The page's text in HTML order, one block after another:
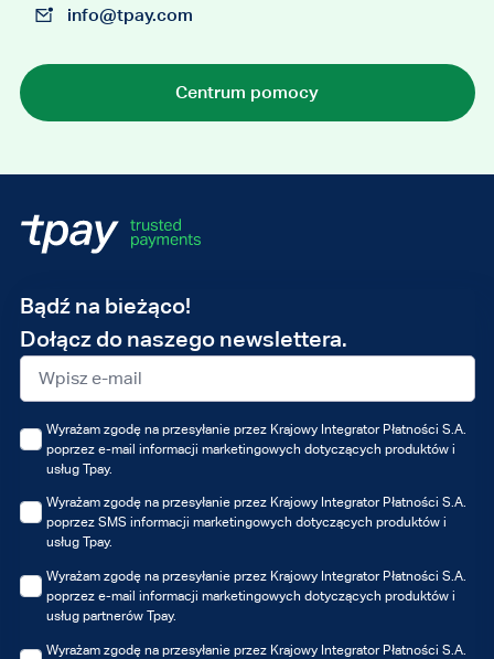
info@tpay.com
Centrum pomocy
Bądź na bieżąco!
Dołącz do naszego newslettera.
Adres
e-
mail
Wyrażam zgodę na przesyłanie przez Krajowy Integrator Płatności S.A.
poprzez e-mail informacji marketingowych dotyczących produktów i
usług Tpay.
Wyrażam zgodę na przesyłanie przez Krajowy Integrator Płatności S.A.
poprzez SMS informacji marketingowych dotyczących produktów i
usług Tpay.
Wyrażam zgodę na przesyłanie przez Krajowy Integrator Płatności S.A.
poprzez e-mail informacji marketingowych dotyczących produktów i
usług partnerów Tpay.
Wyrażam zgodę na przesyłanie przez Krajowy Integrator Płatności S.A.